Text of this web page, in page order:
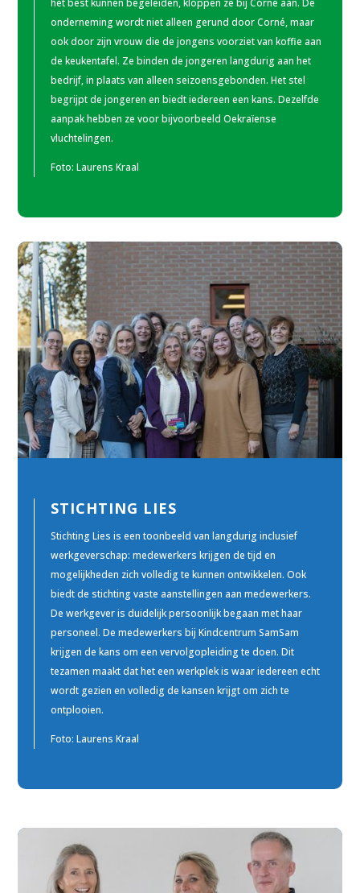
het best kunnen begeleiden, kloppen ze bij Corné aan. De
onderneming wordt niet alleen gerund door Corné, maar
ook door zijn vrouw die de jongens voorziet van koffie aan
de keukentafel. Ze binden de jongeren langdurig aan het
bedrijf, in plaats van alleen seizoensgebonden. Het stel
begrijpt de jongeren en biedt iedereen een kans. Dezelfde
aanpak hebben ze voor bijvoorbeeld Oekraïense
vluchtelingen.
Foto:Laurens Kraal
STICHTING LIES
Stichting Lies is een toonbeeld van langdurig inclusief
werkgeverschap: medewerkers krijgen de tijd en
mogelijkheden zich volledig te kunnen ontwikkelen. Ook
biedt de stichting vaste aanstellingen aan medewerkers.
De werkgever is duidelijk persoonlijk begaan met haar
personeel. De medewerkers bij Kindcentrum SamSam
krijgen de kans om een vervolgopleiding te doen. Dit
tezamen maakt dat het een werkplek is waar iedereen echt
wordt gezien en volledig de kansen krijgt om zich te
ontplooien.
Foto:Laurens Kraal